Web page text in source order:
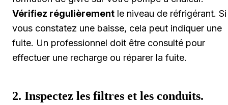
Vérifiez régulièrement le niveau de réfrigérant. Si
vous constatez une baisse, cela peut indiquer une
fuite. Un professionnel doit être consulté pour
effectuer une recharge ou réparer la fuite.
2. Inspectez les filtres et les conduits.